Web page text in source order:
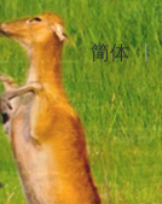
简体 丨